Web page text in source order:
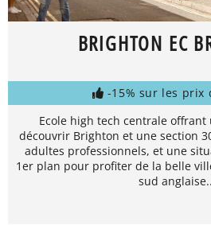
BRIGHTON EC
-15% sur les prix
Ecole high tech centrale
découvrir Brighton et une section
adultes professionnels, et une
1er plan pour profiter de la belle
sud